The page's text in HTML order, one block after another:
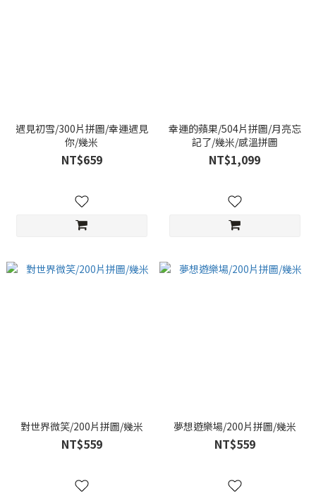
遇見初雪/300片拼圖/幸運遇見
你/幾米
NT$659
幸運的蘋果/504片拼圖/月亮忘
記了/幾米/感溫拼圖
NT$1,099
對世界微笑/200片拼圖/幾米
NT$559
夢想遊樂場/200片拼圖/幾米
NT$559